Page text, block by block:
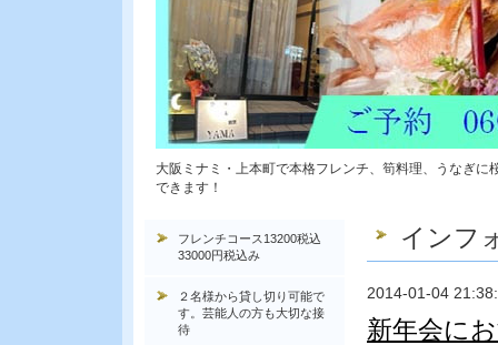
大阪ミナミ・上本町で本格フレンチ、筍料理、うなぎ
できます！
インフ
2014-01-04
新年会に
フレンチコース13200税込
33000円税込み
２名様から貸し切り可能で
す。芸能人の方も大切な接
待